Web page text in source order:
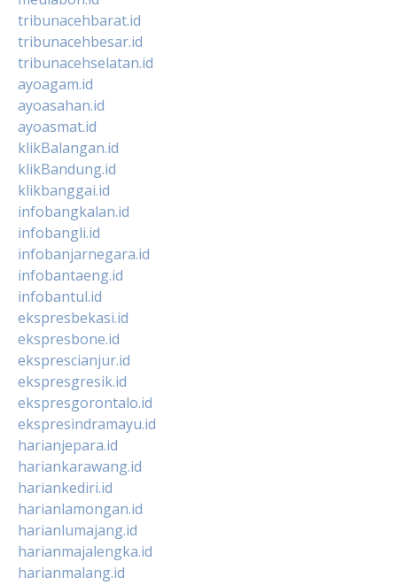
tribunacehbarat.id
tribunacehbesar.id
tribunacehselatan.id
ayoagam.id
ayoasahan.id
ayoasmat.id
klikBalangan.id
klikBandung.id
klikbanggai.id
infobangkalan.id
infobangli.id
infobanjarnegara.id
infobantaeng.id
infobantul.id
ekspresbekasi.id
ekspresbone.id
eksprescianjur.id
ekspresgresik.id
ekspresgorontalo.id
ekspresindramayu.id
harianjepara.id
hariankarawang.id
hariankediri.id
harianlamongan.id
harianlumajang.id
harianmajalengka.id
harianmalang.id